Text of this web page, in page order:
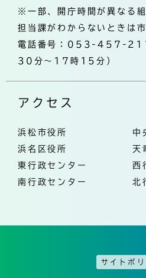
※一部、開庁時間が異なる
担当課がわからないときは
電話番号：053-457-
30分～17時15分）
アクセス
浜松市役所
中
浜名区役所
天
東行政センター
西
南行政センター
北
サイトポリ